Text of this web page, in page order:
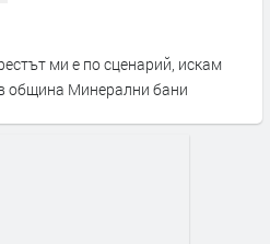
ми е по сценарий, искам
община Минерални бани